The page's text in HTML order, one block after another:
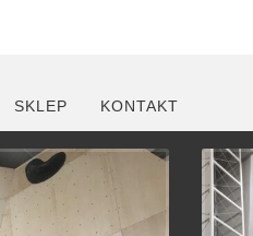
SKLEP KONTAKT